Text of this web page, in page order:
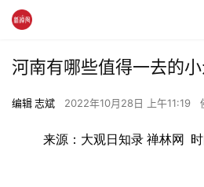
河南有哪些值得一去的
编辑 志斌 2022年10月28日 上午11:19
来源：大观日知录 禅林网